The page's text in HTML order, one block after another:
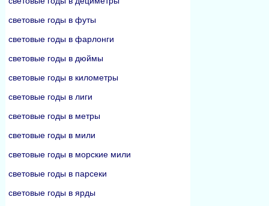
световые годы в футы
световые годы в фарлонги
световые годы в дюймы
световые годы в километры
световые годы в лиги
световые годы в метры
световые годы в мили
световые годы в морские мили
световые годы в парсеки
световые годы в ярды